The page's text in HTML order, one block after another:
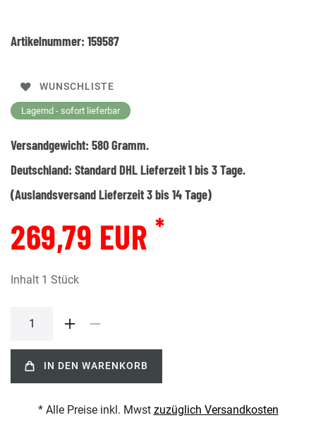
Artikelnummer: 159587
WUNSCHLISTE
Lagernd - sofort lieferbar
Versandgewicht: 580Gramm.
Deutschland: Standard DHL Lieferzeit 1 bis 3 Tage.
(Auslandsversand Lieferzeit 3 bis 14 Tage)
269,79 EUR *
Inhalt 1 Stück
IN DEN WARENKORB
* Alle Preise inkl. Mwst zuzüglich Versandkosten